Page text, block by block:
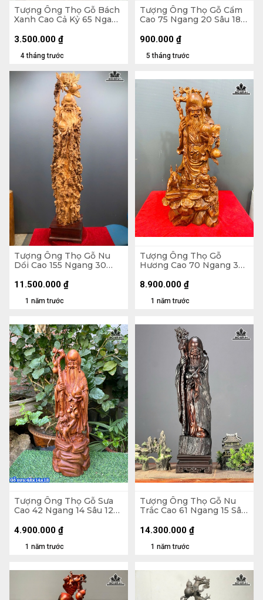
Tượng Ông Thọ Gỗ Bách
Xanh Cao Cả Kỷ 65 Ngang
(cm)
4 tháng trước
3.500.000 ₫
Tượng Ông Thọ Gỗ Cẩm
Cao 75 Ngang 20 Sâu 18
5 tháng trước
900.000 ₫
Tượng Ông Thọ Gỗ Nu
Dổi Cao 155 Ngang 30
1 năm trước
11.500.000 ₫
Tượng Ông Thọ Gỗ
Hương Cao 70 Ngang 30
1 năm trước
8.900.000 ₫
Tượng Ông Thọ Gỗ Sưa
Cao 42 Ngang 14 Sâu 12
1 năm trước
4.900.000 ₫
Tượng Ông Thọ Gỗ Nu
Trắc Cao 61 Ngang 15 Sâu
1 năm trước
14.300.000 ₫